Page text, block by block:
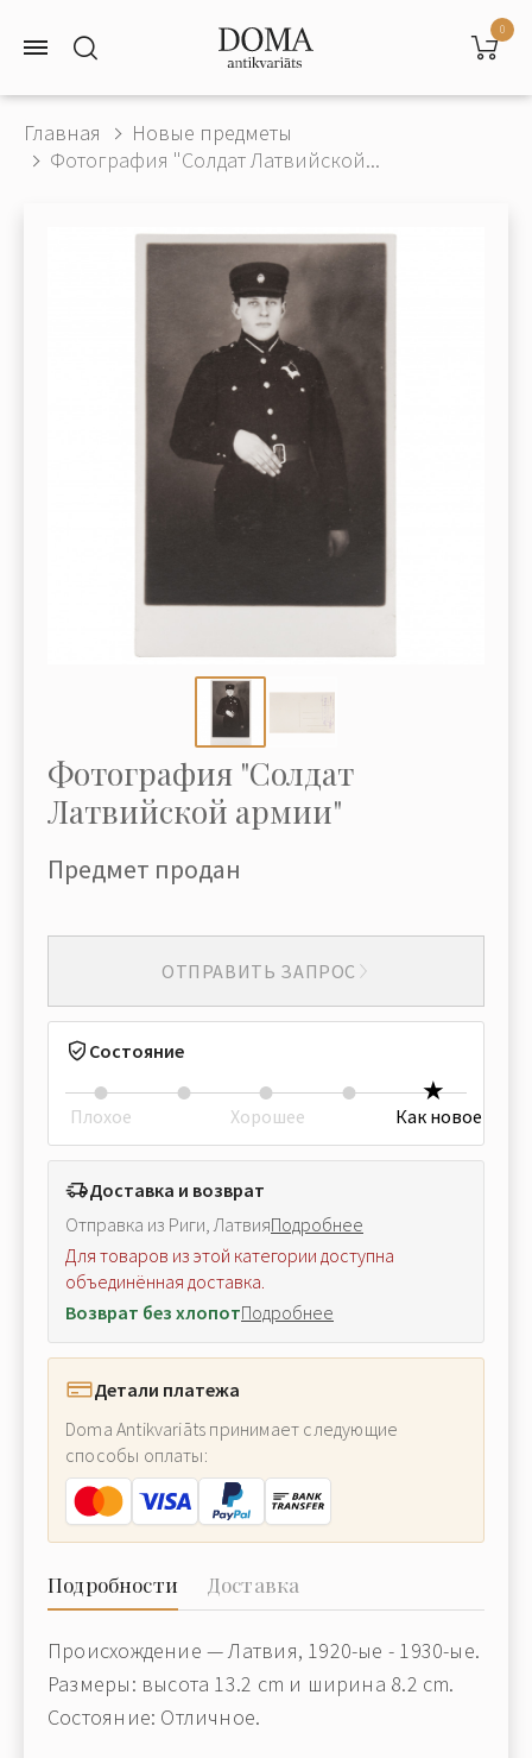
0
Главная
Новые предметы
Фотография "Солдат Латвийской...
Фотография "Солдат
Латвийской армии"
Предмет продан
ОТПРАВИТЬ ЗАПРОС
Состояние
Плохое Хорошее Как новое
Доставка и возврат
Отправка из Риги, ЛатвияПодробнее
Для товаров из этой категории доступна
объединённая доставка.
Возврат без хлопотПодробнее
Детали платежа
Doma Antikvariāts принимает следующие
способы оплаты:
Подробности Доставка
Происхождение — Латвия, 1920-ые - 1930-ые.
Размеры: высота 13.2 cm и ширина 8.2 cm.
Состояние: Отличное.